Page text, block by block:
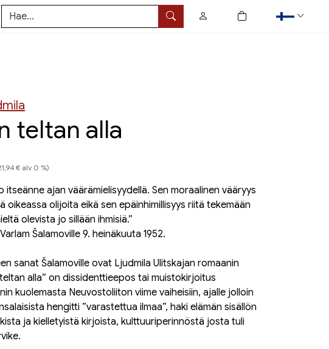
Hae
0
tuotetta ostoskorissa
teltan alla
€ alv 0 %)
itseänne ajan väärämielisyydellä. Sen moraalinen vääryys
oikeassa olijoita eikä sen epäinhimillisyys riitä tekemään
olevista jo sillään ihmisiä.”
Šalamoville 9. heinäkuuta 1952.
sanat Šalamoville ovat Ljudmila Ulitskajan romaanin
alla” on dissidenttieepos tai muistokirjoitus
kuolemasta Neuvostoliiton viime vaiheisiin, ajalle jolloin
hengitti ”varastettua ilmaa”, haki elämän sisällön
ja kielletyistä kirjoista, kulttuuriperinnöstä josta tuli